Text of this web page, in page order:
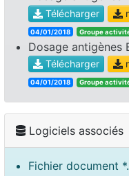
Télécharger
04/01/2018 Groupe
Dosage antigènes
Télécharger
04/01/2018 Groupe
Logiciels associés
Fichier document